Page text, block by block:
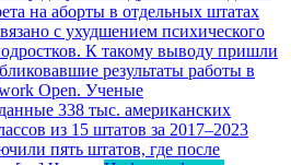
на аборты в отдельных штатах
с ухудшением психического
К такому выводу пришли
результаты работы в
Open. Ученые
338 тыс. американских
из 15 штатов за 2017–2023
пять штатов, где после